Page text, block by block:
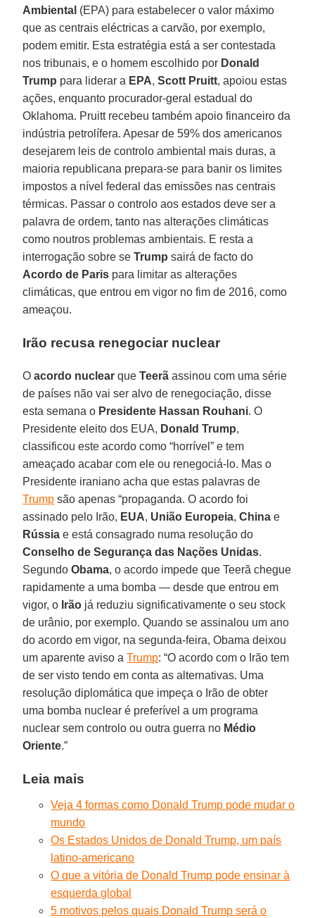
Ambiental (EPA) para estabelecer o valor máximo
que as centrais eléctricas a carvão, por exemplo,
podem emitir. Esta estratégia está a ser contestada
nos tribunais, e o homem escolhido por Donald
Trump para liderar a EPA,Scott Pruitt, apoiou estas
ações, enquanto procurador-geral estadual do
Oklahoma. Pruitt recebeu também apoio financeiro da
indústria petrolífera. Apesar de 59% dos americanos
desejarem leis de controlo ambiental mais duras, a
maioria republicana prepara-se para banir os limites
impostos a nível federal das emissões nas centrais
térmicas. Passar o controlo aos estados deve ser a
palavra de ordem, tanto nas alterações climáticas
como noutros problemas ambientais. E resta a
interrogação sobre seTrump sairá de facto do
Acordo de Paris para limitar as alterações
climáticas, que entrou em vigor no fim de 2016, como
ameaçou.
Irão recusa renegociar nuclear
Oacordo nuclear queTeerã assinou com uma série
de países não vai ser alvo de renegociação, disse
esta semana o Presidente Hassan Rouhani. O
Presidente eleito dos EUA, Donald Trump,
classificou este acordo como “horrível” e tem
ameaçado acabar com ele ou renegociá-lo. Mas o
Presidente iraniano acha que estas palavras de
Trump são apenas “propaganda. O acordo foi
assinado pelo Irão, EUA, União Europeia,China e
Rússia e está consagrado numa resolução do
Conselho de Segurança das Nações Unidas.
SegundoObama, o acordo impede que Teerã chegue
rapidamente a uma bomba — desde que entrou em
vigor, o Irão já reduziu significativamente o seu stock
de urânio, por exemplo. Quando se assinalou um ano
do acordo em vigor, na segunda-feira, Obama deixou
um aparente aviso aTrump: “O acordo com o Irão tem
de ser visto tendo em conta as alternativas. Uma
resolução diplomática que impeça o Irão de obter
uma bomba nuclear é preferível a um programa
nuclear sem controlo ou outra guerra no Médio
Oriente.”
Leia mais
Veja 4 formas como Donald Trump pode mudar o
mundo
Os Estados Unidos de Donald Trump, um país
latino-americano
O que a vitória de Donald Trump pode ensinar à
esquerda global
5 motivos pelos quais Donald Trump será o